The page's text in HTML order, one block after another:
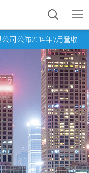
司公佈2014年7月營收